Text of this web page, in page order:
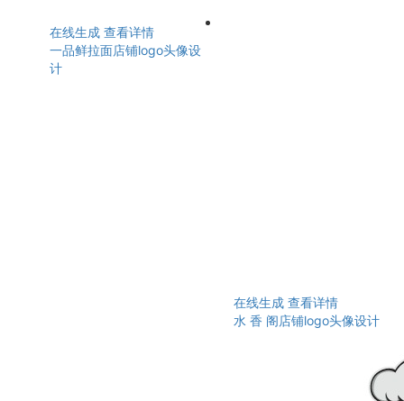
在线生成 查看详情
一品鲜拉面店铺logo头像设
计
在线生成 查看详情
水 香 阁店铺logo头像设计